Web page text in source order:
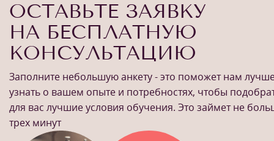
ОСТАВЬТЕ ЗАЯВКУ
НА БЕСПЛАТНУЮ
КОНСУЛЬТАЦИЮ
Заполните небольшую анкету - это поможет нам
узнать о вашем опыте и потребностях, чтобы
для вас лучшие условия обучения. Это займет не
трех минут